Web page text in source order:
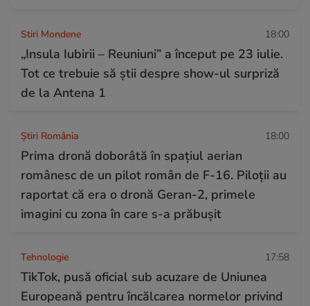
Stiri Mondene 18:00
„Insula Iubirii – Reuniuni” a început pe 23 iulie.
Tot ce trebuie să știi despre show-ul surpriză
de la Antena 1
Știri România 18:00
Prima dronă doborâtă în spațiul aerian
românesc de un pilot român de F-16. Piloții au
raportat că era o dronă Geran-2, primele
imagini cu zona în care s-a prăbușit
Tehnologie 17:58
TikTok, pusă oficial sub acuzare de Uniunea
Europeană pentru încălcarea normelor privind